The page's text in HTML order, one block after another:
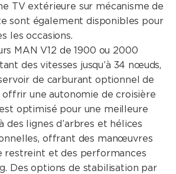
TV extérieure sur mécanisme de
sont également disponibles pour
les occasions.
MAN V12 de 1900 ou 2000
des vitesses jusqu’à 34 nœuds,
de carburant optionnel de
une autonomie de croisière
optimisé pour une meilleure
des lignes d’arbres et hélices
offrant des manœuvres
restreint et des performances
Des options de stabilisation par